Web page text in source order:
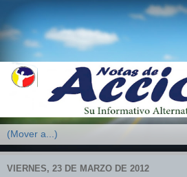
VIERNES, 23 DE MARZO DE 2012